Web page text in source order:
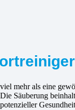
mehr als eine
Säuberung